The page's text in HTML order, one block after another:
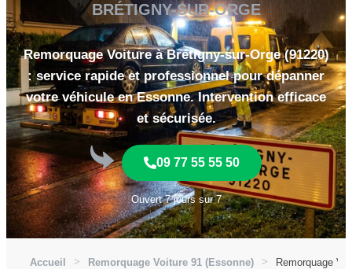
BRÉTIGNY-SUR-ORGE
Remorquage Voiture à Brétigny-sur-Orge (91220)
: service rapide et professionnel pour dépanner
votre véhicule en Essonne. Intervention efficace
et sécurisée.
09 77 55 55 50
Ouvert 7 jours sur 7
Accueil Remorquage Voiture 91 (Essonne) Remorquage